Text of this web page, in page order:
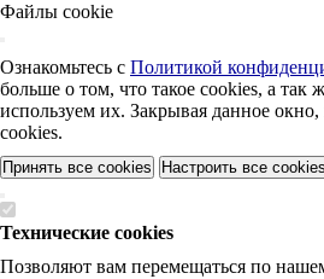
Файлы cookie
Ознакомьтесь с Политикой
больше о том, что такое cookies, а так
используем их. Закрывая данное окно,
cookies.
Принять все cookies Настроить все cookies
Технические cookies
Позволяют вам перемещаться по